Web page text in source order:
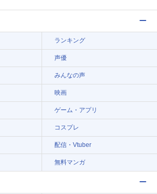
ランキング
声優
みんなの声
映画
ゲーム・アプリ
コスプレ
配信・Vtuber
無料マンガ